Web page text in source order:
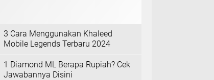
3 Cara Menggunakan Khaleed
Mobile Legends Terbaru 2024
1 Diamond ML Berapa Rupiah? Cek
Jawabannya Disini